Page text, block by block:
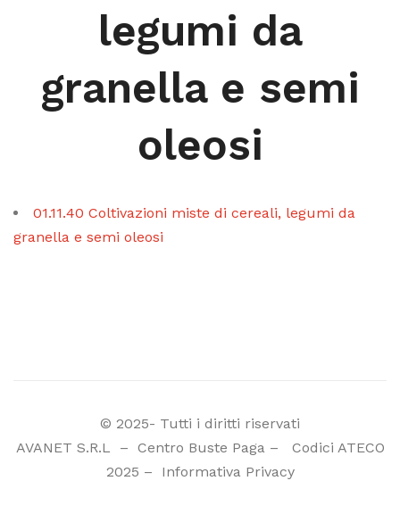
legumi da
granella e semi
oleosi
01.11.40 Coltivazioni miste di cereali, legumi da
granella e semi oleosi
© 2025- Tutti i diritti riservati
AVANET S.R.L
– Centro Buste Paga– Codici ATECO
2025 – Informativa Privacy